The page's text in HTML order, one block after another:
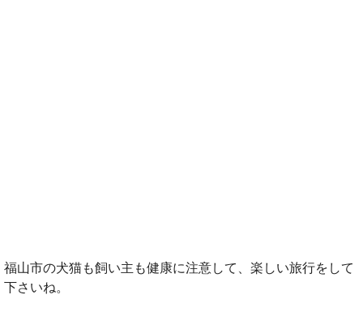
福山市の犬猫も飼い主も健康に注意して、楽しい旅行をして
下さいね。